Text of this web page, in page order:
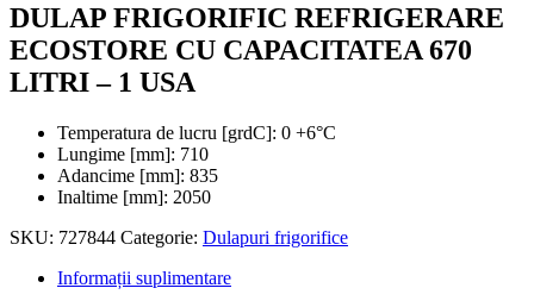
DULAP FRIGORIFIC REFRIGERARE
ECOSTORE CU CAPACITATEA 670
LITRI – 1 USA
Temperatura de lucru [grdC]: 0 +6°C
Lungime [mm]: 710
Adancime [mm]: 835
Inaltime [mm]: 2050
SKU: 727844 Categorie: Dulapuri frigorifice
Informații suplimentare